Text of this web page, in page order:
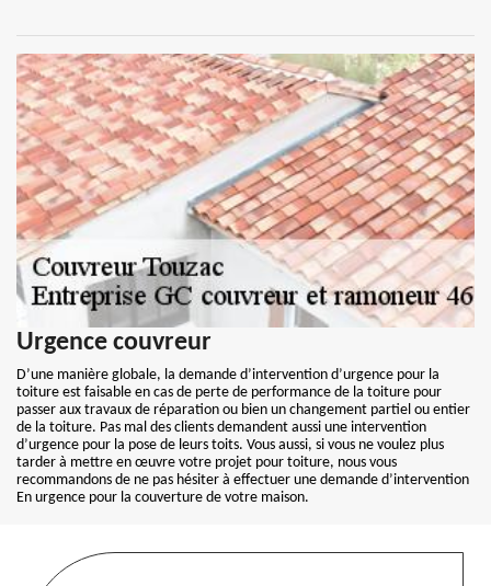
Urgence couvreur
D’une manière globale, la demande d’intervention d’urgence pour la
toiture est faisable en cas de perte de performance de la toiture pour
passer aux travaux de réparation ou bien un changement partiel ou entier
de la toiture. Pas mal des clients demandent aussi une intervention
d’urgence pour la pose de leurs toits. Vous aussi, si vous ne voulez plus
tarder à mettre en œuvre votre projet pour toiture, nous vous
recommandons de ne pas hésiter à effectuer une demande d’intervention
En urgence pour la couverture de votre maison.